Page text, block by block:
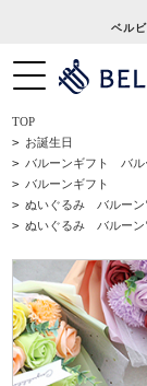
ベル
TOP
> お誕生日
> バルーンギフト バル
> バルーンギフト
> ぬいぐるみ バルーン
> ぬいぐるみ バルーン